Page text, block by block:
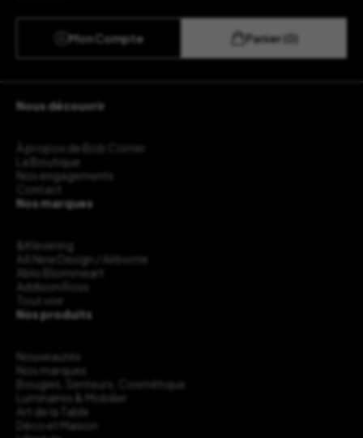
Mon Compte Panier (0)
Nous découvrir
À propos de Bob Corner
La Boutique
Nos engagements
Contact
Nos marques
&Klevering
AA New Design / Airborne
Ablo Blommeart
Addison Ross
Tout voir
Nos produits
Nouveautés
Nos marques
Bougies, Senteurs, Cosmétique
Luminaires & Mobilier
Art de la Table
Déco et Maison